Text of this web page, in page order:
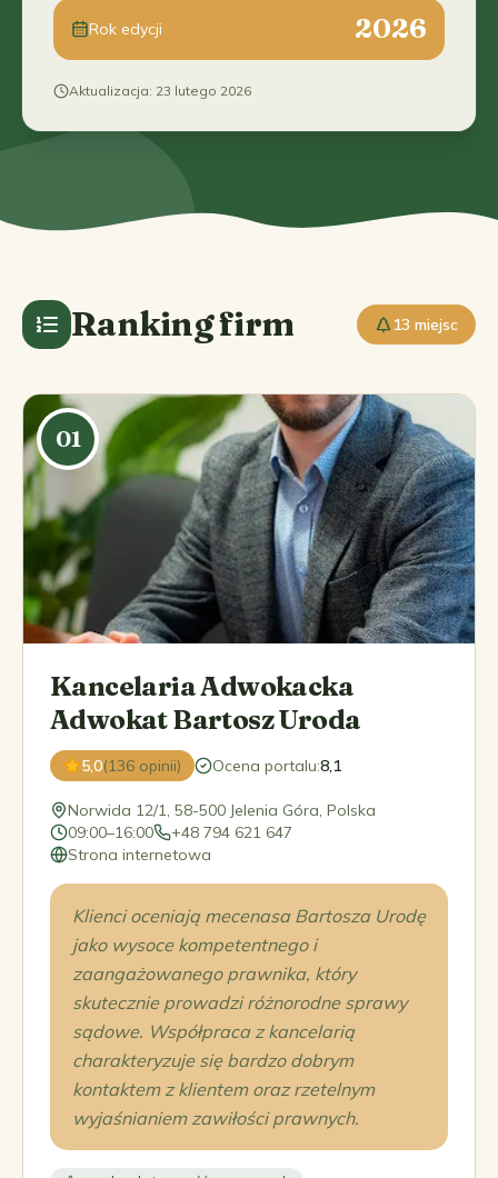
Rok edycji 2026
Aktualizacja: 23 lutego 2026
Ranking firm 13 miejsc
01
Kancelaria Adwokacka
Adwokat Bartosz Uroda
5,0(136 opinii) Ocena portalu:8,1
Norwida 12/1, 58-500 Jelenia Góra, Polska
09:00–16:00
+48 794 621 647
Strona internetowa
Klienci oceniają mecenasa Bartosza Urodę
jako wysoce kompetentnego i
zaangażowanego prawnika, który
skutecznie prowadzi różnorodne sprawy
sądowe. Współpraca z kancelarią
charakteryzuje się bardzo dobrym
kontaktem z klientem oraz rzetelnym
wyjaśnianiem zawiłości prawnych.